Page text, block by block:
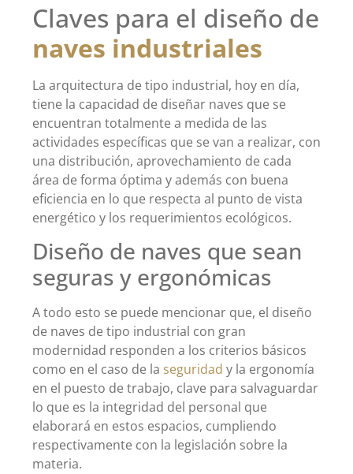
Claves para el diseño de
naves industriales
La arquitectura de tipo industrial, hoy en día,
tiene la capacidad de diseñar naves que se
encuentran totalmente a medida de las
actividades específicas que se van a realizar, con
una distribución, aprovechamiento de cada
área de forma óptima y además con buena
eficiencia en lo que respecta al punto de vista
energético y los requerimientos ecológicos.
Diseño de naves que sean
seguras y ergonómicas
A todo esto se puede mencionar que, el diseño
de naves de tipo industrial con gran
modernidad responden a los criterios básicos
como en el caso de la seguridad y la ergonomía
en el puesto de trabajo, clave para salvaguardar
lo que es la integridad del personal que
elaborará en estos espacios, cumpliendo
respectivamente con la legislación sobre la
materia.